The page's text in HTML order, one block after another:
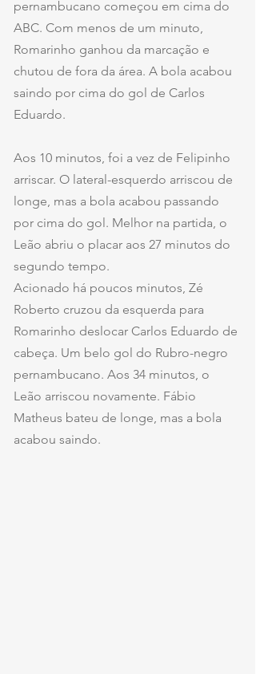
pernambucano começou em cima do
ABC. Com menos de um minuto,
Romarinho ganhou da marcação e
chutou de fora da área. A bola acabou
saindo por cima do gol de Carlos
Eduardo.
Aos 10 minutos, foi a vez de Felipinho
arriscar. O lateral-esquerdo arriscou de
longe, mas a bola acabou passando
por cima do gol. Melhor na partida, o
Leão abriu o placar aos 27 minutos do
segundo tempo.
Acionado há poucos minutos, Zé
Roberto cruzou da esquerda para
Romarinho deslocar Carlos Eduardo de
cabeça. Um belo gol do Rubro-negro
pernambucano. Aos 34 minutos, o
Leão arriscou novamente. Fábio
Matheus bateu de longe, mas a bola
acabou saindo.